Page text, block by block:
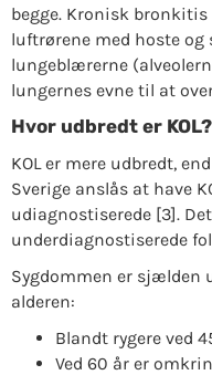
begge. Kronisk
luftrørene med hoste
lungeblærerne
lungernes evne til at
Hvor udbredt er KOL?
KOL er mere udbredt,
Sverige anslås at have
udiagnostiserede [3].
underdiagnostiserede
Sygdommen er sjælden
alderen:
Blandt rygere ved
Ved 60 år er